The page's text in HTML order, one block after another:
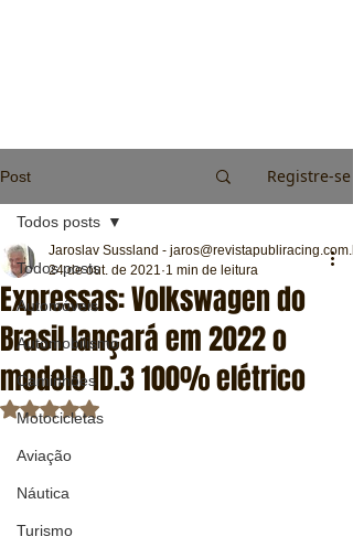
Post Registre-se
Todos posts
Automóveis
Automobilismo
Caminhões
Motocicletas
Aviação
Náutica
Turismo
Todos posts
Expressas: Volkswagen do
Brasil lançará em 2022 o
modelo ID.3 100% elétrico
Jaroslav Sussland -
24 de out. de 2021 1 min de leitura
Avaliado com NaN de 5 estrelas.